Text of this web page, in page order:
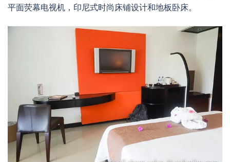
平面荧幕电视机，印尼式时尚床铺设计和地板卧床。